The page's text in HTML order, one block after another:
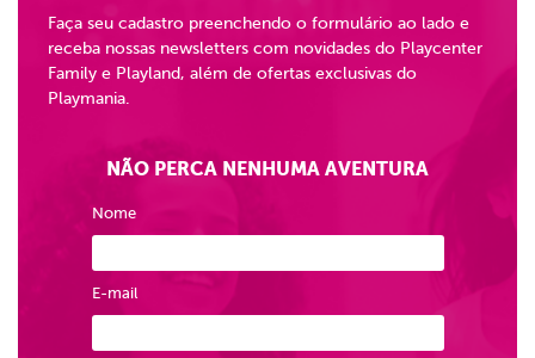
Faça seu cadastro preenchendo o formulário ao lado e
receba nossas newsletters com novidades do Playcenter
Family e Playland, além de ofertas exclusivas do
Playmania.
NÃO PERCA NENHUMA AVENTURA
Nome
E-mail